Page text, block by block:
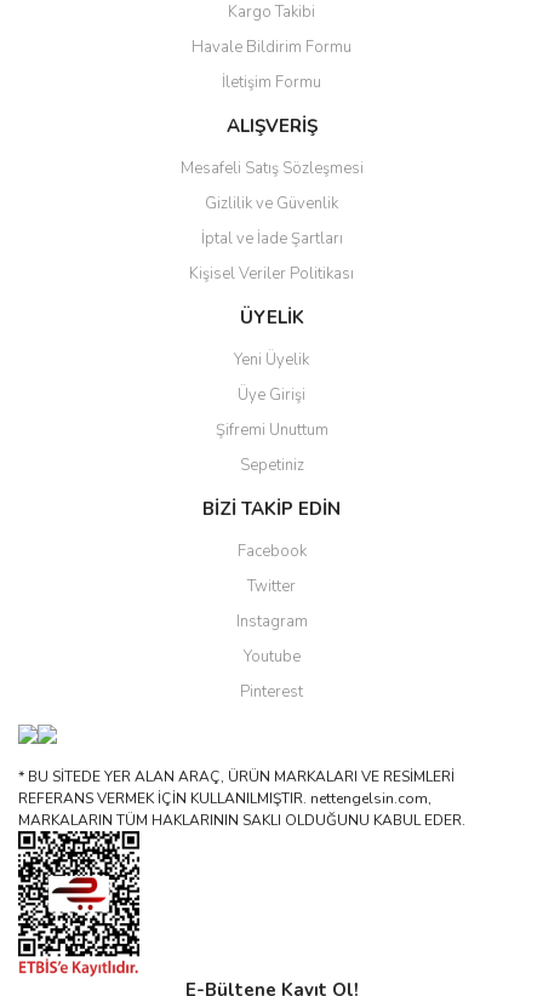
Ürün açıklamasında eksik bilgiler bulunuyor.
Ürün bilgilerinde hatalar bulunuyor.
Ürün fiyatı diğer sitelerden daha pahalı.
Bu ürüne benzer farklı alternatifler olmalı.
Gönder
Kargo Takibi
Havale Bildirim Formu
İletişim Formu
ALIŞVERİŞ
Mesafeli Satış Sözleşmesi
Gizlilik ve Güvenlik
İptal ve İade Şartları
Kişisel Veriler Politikası
ÜYELİK
Yeni Üyelik
Üye Girişi
Şifremi Unuttum
Sepetiniz
BİZİ TAKİP EDİN
Facebook
Twitter
Instagram
Youtube
Pinterest
* BU SİTEDE YER ALAN ARAÇ, ÜRÜN MARKALARI VE RESİMLERİ
REFERANS VERMEK İÇİN KULLANILMIŞTIR. nettengelsin.com,
MARKALARIN TÜM HAKLARININ SAKLI OLDUĞUNU KABUL EDER.
E-Bültene Kayıt Ol!